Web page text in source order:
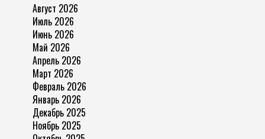
Август 2026
Июль 2026
Июнь 2026
Май 2026
Апрель 2026
Март 2026
Февраль 2026
Январь 2026
Декабрь 2025
Ноябрь 2025